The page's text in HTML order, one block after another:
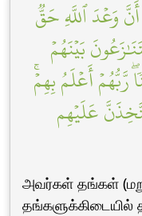
وَعۡدَ ٱللَّهِ حَقّٞ
بَيۡنَهُمۡ
رَّبُّهُمۡ أَعۡلَمُ بِهِمۡۚ
عَلَيۡهِم
அவர்கள் தங்கள்
தங்களுக்கிடையில்